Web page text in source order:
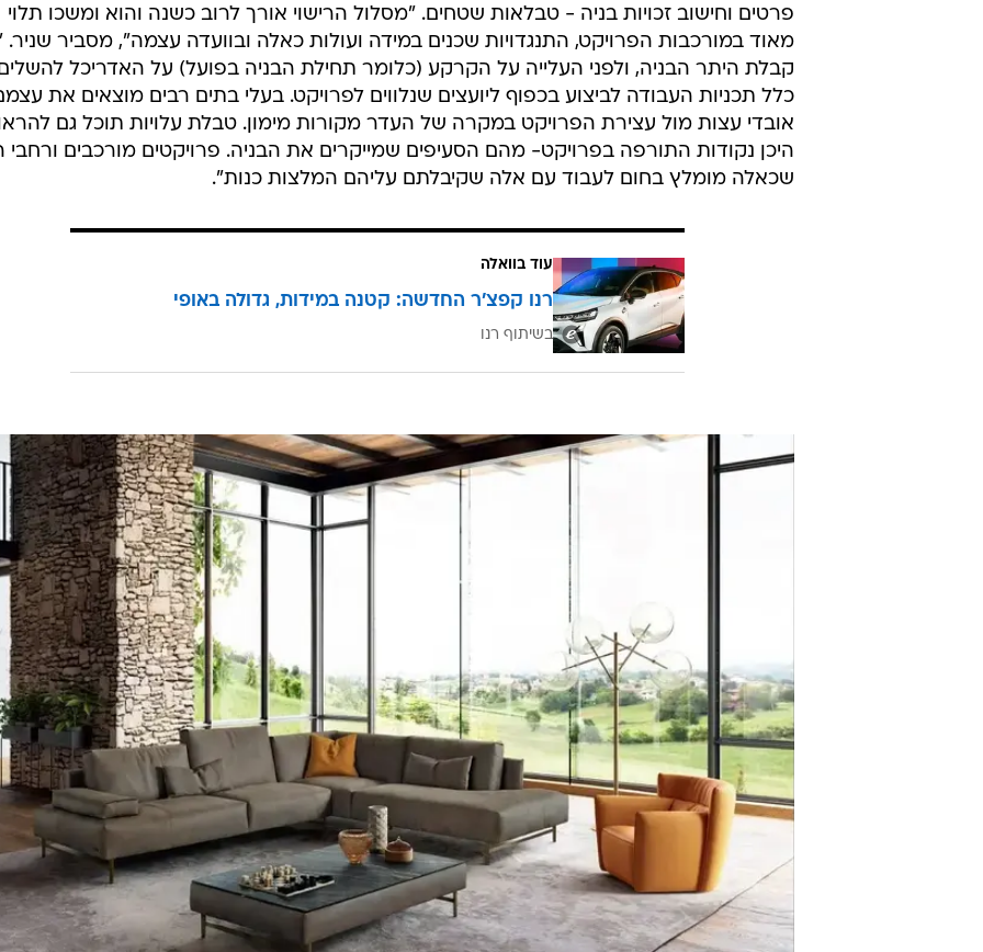
פרטים וחישוב זכויות בניה - טבלאות שטחים. "מסלול הרישוי אורך לרוב כשנה והוא ומשכו תלוי
מאוד במורכבות הפרויקט, התנגדויות שכנים במידה ועולות כאלה ובוועדה עצמה", מסביר
קבלת היתר הבניה, ולפני העלייה על הקרקע (כלומר תחילת הבניה בפועל) על האדריכל
כלל תכניות העבודה לביצוע בכפוף ליועצים שנלווים לפרויקט. בעלי בתים רבים מוצאים את
אובדי עצות מול עצירת הפרויקט במקרה של העדר מקורות מימון. טבלת עלויות תוכל גם
היכן נקודות התורפה בפרויקט- מהם הסעיפים שמייקרים את הבניה. פרויקטים מורכבים ורחבי
שכאלה מומלץ בחום לעבוד עם אלה שקיבלתם עליהם המלצות כנות".
עוד בוואלה
רנו קפצ'ר החדשה: קטנה במידות, גדולה באופי
בשיתוף רנו